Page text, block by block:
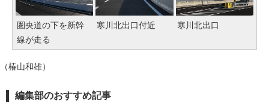
圏央道の下を新幹
線が走る
寒川北出口付近 寒川北出口
（椿山和雄）
編集部のおすすめ記事